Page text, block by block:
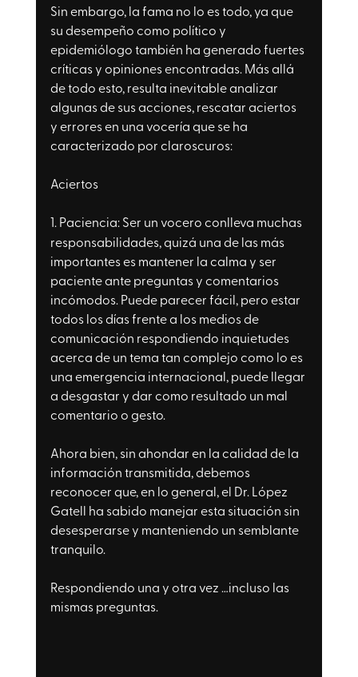
Sin embargo, la fama no lo es todo, ya que
su desempeño como político y
epidemiólogo también ha generado fuertes
críticas y opiniones encontradas. Más allá
de todo esto, resulta inevitable analizar
algunas de sus acciones, rescatar aciertos
y errores en una vocería que se ha
caracterizado por claroscuros:
Aciertos
1. Paciencia: Ser un vocero conlleva muchas
responsabilidades, quizá una de las más
importantes es mantener la calma y ser
paciente ante preguntas y comentarios
incómodos. Puede parecer fácil, pero estar
todos los días frente a los medios de
comunicación respondiendo inquietudes
acerca de un tema tan complejo como lo es
una emergencia internacional, puede llegar
a desgastar y dar como resultado un mal
comentario o gesto.
Ahora bien, sin ahondar en la calidad de la
información transmitida, debemos
reconocer que, en lo general, el Dr. López
Gatell ha sabido manejar esta situación sin
desesperarse y manteniendo un semblante
tranquilo.
Respondiendo una y otra vez …incluso las
mismas preguntas.